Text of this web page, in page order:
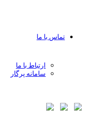
تماس با ما
ارتباط با ما
سامانه پرگار